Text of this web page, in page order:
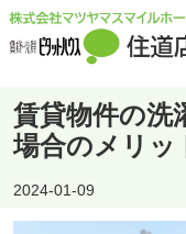
賃貸物件の洗
場合のメリッ
2024-01-09